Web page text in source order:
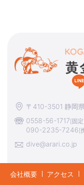
〒410-3501 静岡
0558-56-1717[固
090-2235-7246[
dive@arari.co.jp
会社概要 アクセス